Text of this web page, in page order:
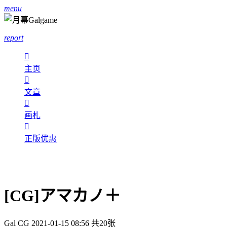
menu
report

主页

文章

画札

正版优惠
[CG]アマカノ＋
Gal CG 2021-01-15 08:56 共20张